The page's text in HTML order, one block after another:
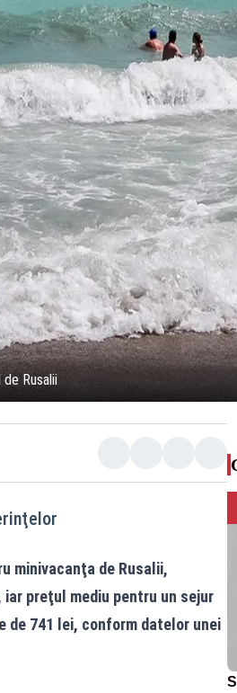
Rusalii
minivacanţa de Rusalii,
preţul mediu pentru un sejur
de 741 lei, conform datelor unei